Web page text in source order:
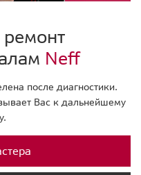
Neff
после диагностики.
Вас к дальнейшему